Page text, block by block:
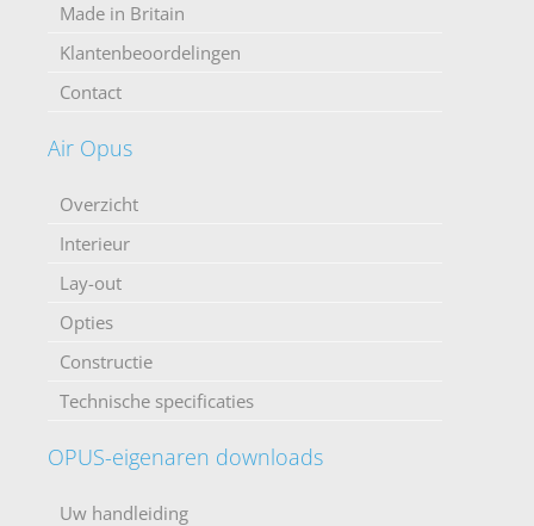
Made in Britain
Klantenbeoordelingen
Contact
Air Opus
Overzicht
Interieur
Lay-out
Opties
Constructie
Technische specificaties
OPUS-eigenaren downloads
Uw handleiding